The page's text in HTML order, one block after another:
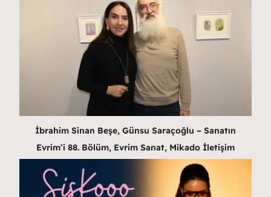
İbrahim Sinan Beşe, Günsu Saraçoğlu – Sanatın
Evrim’i 88. Bölüm, Evrim Sanat, Mikado İletişim